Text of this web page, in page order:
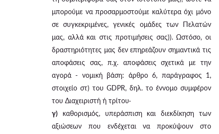
μπορούμε να προσαρμοστούμε καλύτερα όχι μόνο
σε συγκεκριμένες, γενικές ομάδες των Πελατών
μας, αλλά και στις προτιμήσεις σας)). Ωστόσο, οι
δραστηριότητες μας δεν επηρεάζουν σημαντικά τις
αποφάσεις σας, π.χ. αποφάσεις σχετικά με την
αγορά - νομική βάση: άρθρο 6, παράγραφος 1,
στοιχείο στ) του GDPR, δηλ. το έννομο συμφέρον
του Διαχειριστή ή τρίτου·
γ) καθορισμός, υπεράσπιση και διεκδίκηση των
αξιώσεων που ενδέχεται να προκύψουν στο